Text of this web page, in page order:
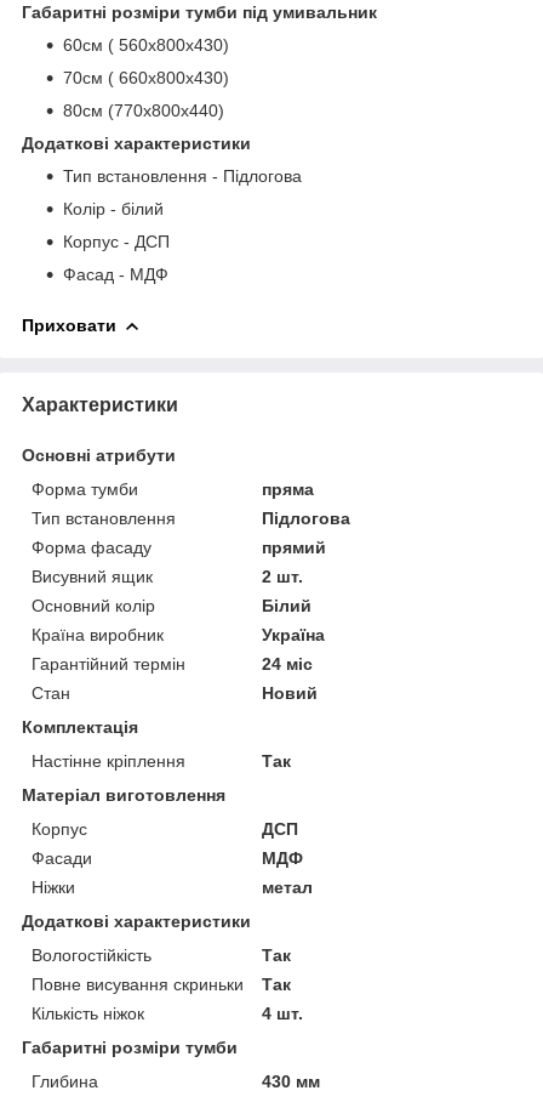
Габаритні розміри тумби під умивальник
60см ( 560х800х430)
70см ( 660х800х430)
80см (770х800х440)
Додаткові характеристики
Тип встановлення - Підлогова
Колір - білий
Корпус - ДСП
Фасад - МДФ
Приховати
Характеристики
Основні атрибути
Форма тумби
пряма
Тип встановлення
Підлогова
Форма фасаду
прямий
Висувний ящик
2 шт.
Основний колір
Білий
Країна виробник
Україна
Гарантійний термін
24 міс
Стан
Новий
Комплектація
Настінне кріплення
Так
Матеріал виготовлення
Корпус
ДСП
Фасади
МДФ
Ніжки
метал
Додаткові характеристики
Вологостійкість
Так
Повне висування скриньки
Так
Кількість ніжок
4 шт.
Габаритні розміри тумби
Глибина
430 мм